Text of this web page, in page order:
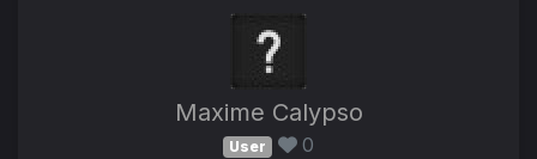
Maxime Calypso
User 0